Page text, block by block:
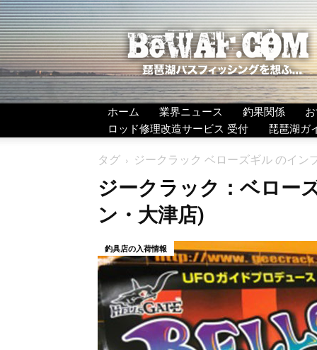
BeWAF
(ビ
ワ
エ
フ）
ホーム 業界ニュース 釣果関係
ロッド修理改造サービス 受付
琵琶湖ガ
タグ ジークラック ベローズギル のイン
ジークラック：ベロー
ン・大津店)
釣具店の入荷情報